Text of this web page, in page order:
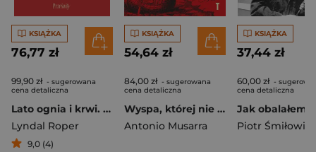
KSIĄŻKA
76,77 zł
99,90 zł - sugerowana
cena detaliczna
Lato ognia i krwi. Wojna chłopska w Niemczech 1524-1525
Lyndal Roper
9,0 (4)
KSIĄŻKA
54,64 zł
84,00 zł - sugerowana
cena detaliczna
Wyspa, której nie ma
Antonio Musarra
KSIĄŻKA
37,44 zł
60,00 zł -
cena detaliczna
Piotr Śmiłowicz